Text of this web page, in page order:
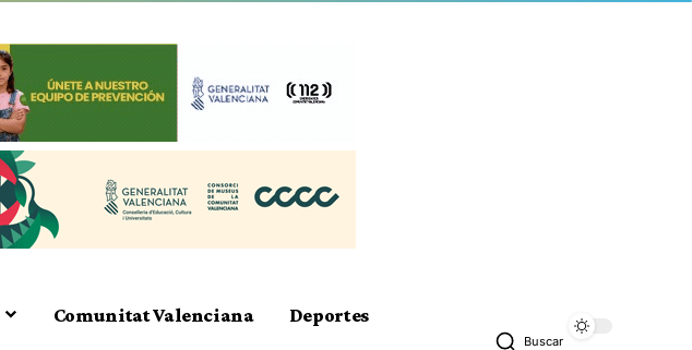
Comunitat Valenciana Deportes
Buscar